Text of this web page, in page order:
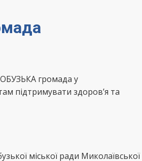
громада у
підтримувати здоров’я та
міської ради Миколаївської